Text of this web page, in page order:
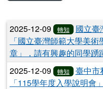
文章列表
2025-12-09 轉知
國立臺
「國立臺灣師範大學美
章」，請有興趣的同學踴
2025-12-09 轉知
臺中市
「115學年度入學說明會